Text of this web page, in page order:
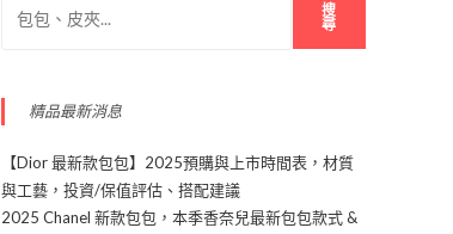
搜
尋
精品最新消息
【Dior 最新款包包】2025預購與上市時間表，材質
與工藝，投資/保值評估、搭配建議
2025 Chanel 新款包包，本季香奈兒最新包包款式 &